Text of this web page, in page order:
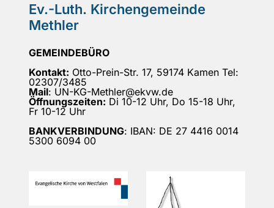
Ev.-Luth. Kirchengemeinde
Methler
GEMEINDEBÜRO
Kontakt: Otto-Prein-Str. 17, 59174 Kamen Tel:
02307/3485
Mail: UN-KG-Methler@ekvw.de
Öffnungszeiten: Di 10-12 Uhr, Do 15-18 Uhr,
Fr 10-12 Uhr
BANKVERBINDUNG: IBAN: DE 27 4416 0014
5300 6094 00